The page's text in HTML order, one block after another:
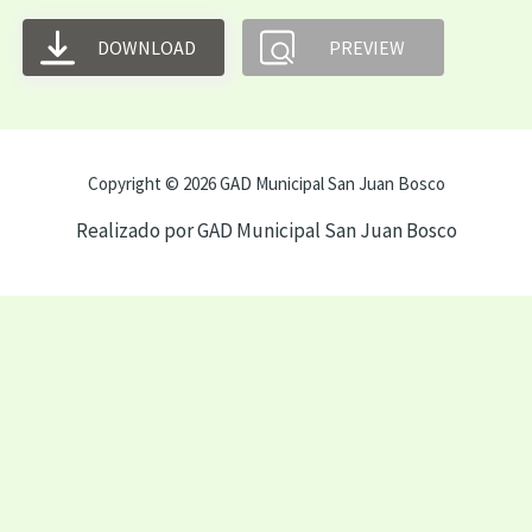
DOWNLOAD PREVIEW
Copyright © 2026 GAD Municipal San Juan Bosco
Realizado por GAD Municipal San Juan Bosco